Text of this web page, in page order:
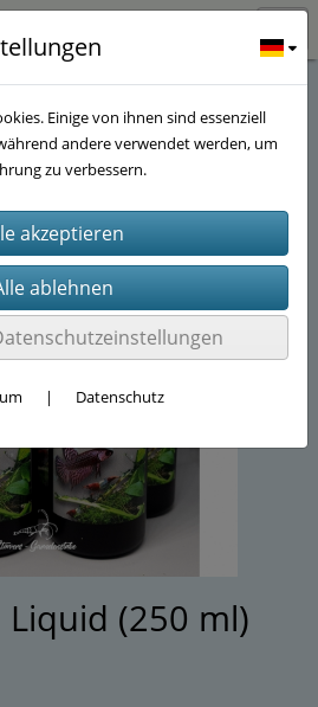
Futter(11) Liquid(1)
(250 ml)
Einige von ihnen sind essenziell
andere verwendet werden, um
zu verbessern.
| Datenschutz